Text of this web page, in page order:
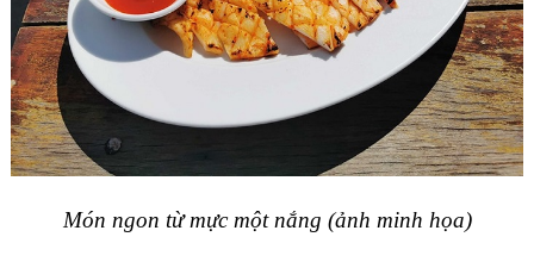
Món ngon từ mực một nắng (ảnh minh họa)